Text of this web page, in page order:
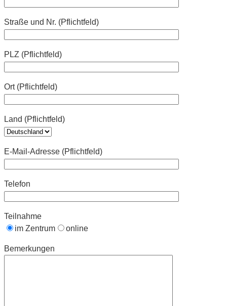
Straße und Nr. (Pflichtfeld)
PLZ (Pflichtfeld)
Ort (Pflichtfeld)
Land (Pflichtfeld)
E-Mail-Adresse (Pflichtfeld)
Telefon
Teilnahme
im Zentrum
online
Bemerkungen